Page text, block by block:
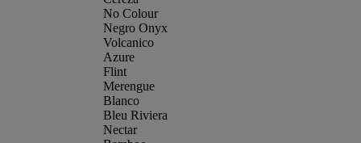
No Colour
Negro Onyx
Volcanico
Azure
Flint
Merengue
Blanco
Bleu Riviera
Nectar